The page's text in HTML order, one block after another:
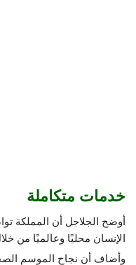
خدمات متكاملة
أوضح الجلاجل أن المملكة
الإنسان محليًا وعالميًا من
وأضاف أن نجاح الموسم